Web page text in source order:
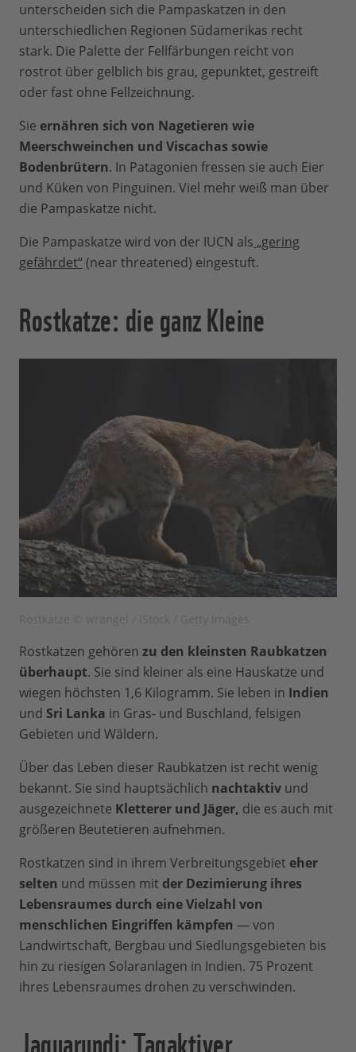
unterscheiden sich die Pampaskatzen in den
unterschiedlichen Regionen Südamerikas recht
stark. Die Palette der Fellfärbungen reicht von
rostrot über gelblich bis grau, gepunktet, gestreift
oder fast ohne Fellzeichnung.
Sie ernähren sich von Nagetieren wie
Meerschweinchen und Viscachas sowie
Bodenbrütern. In Patagonien fressen sie auch Eier
und Küken von Pinguinen. Viel mehr weiß man über
die Pampaskatze nicht.
Die Pampaskatze wird von der IUCN als „gering
gefährdet“ (near threatened) eingestuft.
Rostkatze: die ganz Kleine
Rostkatzen gehören zu den kleinsten Raubkatzen
überhaupt. Sie sind kleiner als eine Hauskatze und
wiegen höchsten 1,6 Kilogramm. Sie leben in Indien
und Sri Lanka in Gras- und Buschland, felsigen
Gebieten und Wäldern.
Über das Leben dieser Raubkatzen ist recht wenig
bekannt. Sie sind hauptsächlich nachtaktiv und
ausgezeichnete Kletterer und Jäger, die es auch mit
größeren Beutetieren aufnehmen.
Rostkatzen sind in ihrem Verbreitungsgebiet eher
selten und müssen mit der Dezimierung ihres
Lebensraumes durch eine Vielzahl von
menschlichen Eingriffen kämpfen — von
Landwirtschaft, Bergbau und Siedlungsgebieten bis
hin zu riesigen Solaranlagen in Indien. 75 Prozent
ihres Lebensraumes drohen zu verschwinden.
Jaguarundi: Tagaktiver